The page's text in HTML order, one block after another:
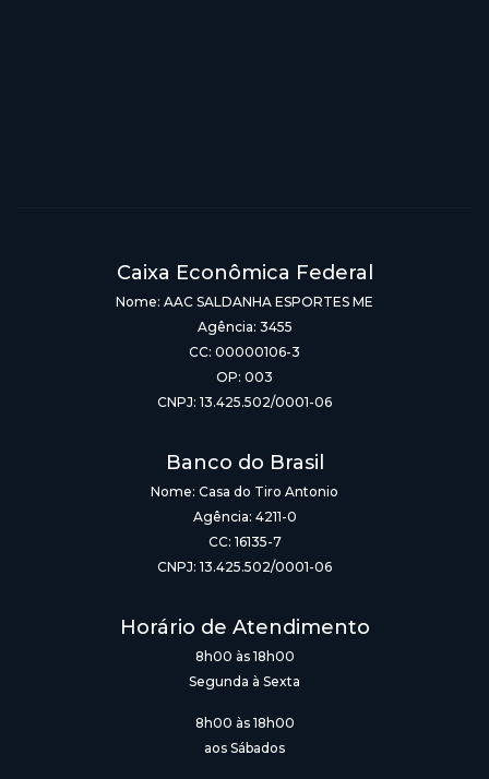
Caixa Econômica Federal
Nome: AAC SALDANHA ESPORTES ME
Agência: 3455
CC: 00000106-3
OP: 003
CNPJ: 13.425.502/0001-06
Banco do Brasil
Nome: Casa do Tiro Antonio
Agência: 4211-0
CC: 16135-7
CNPJ: 13.425.502/0001-06
Horário de Atendimento
8h00 às 18h00
Segunda à Sexta
8h00 às 18h00
aos Sábados